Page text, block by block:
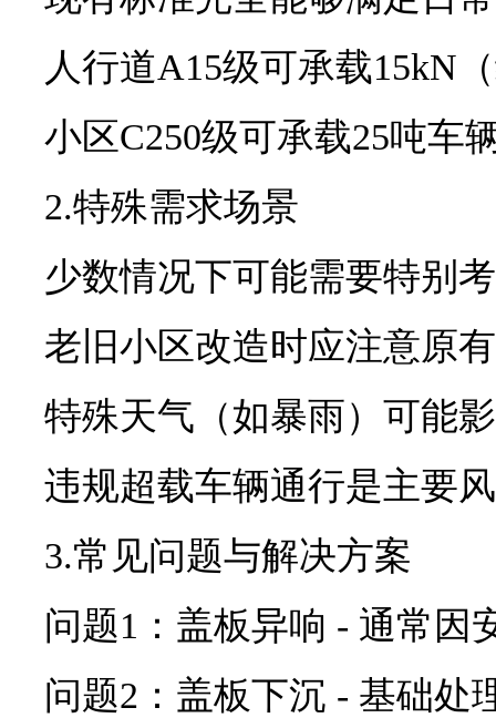
人行道A15级可承载15kN
小区C250级可承载25吨车
2.特殊需求场景
少数情况下可能需要特别
老旧小区改造时应注意原
特殊天气（如暴雨）可能
违规超载车辆通行是主要
3.常见问题与解决方案
问题1：盖板异响 - 通常因
问题2：盖板下沉 - 基础处